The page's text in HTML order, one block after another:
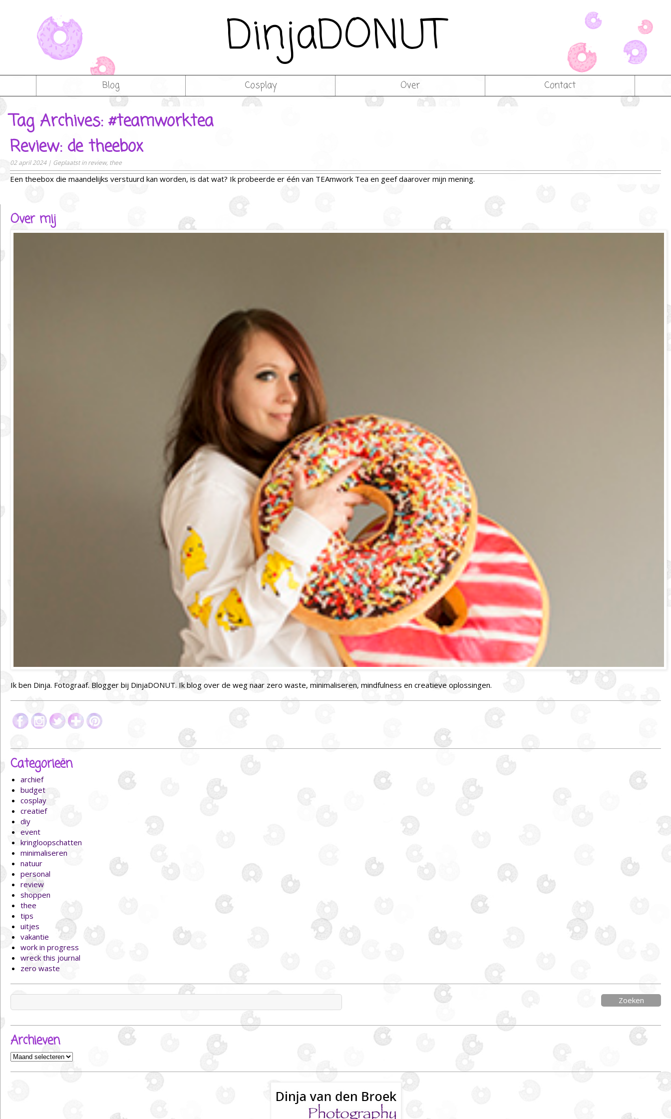
DinjaDONUT
Blog Cosplay Over Contact
Tag Archives: #teamworktea
Review: de theebox
02 april 2024 | Geplaatst inreview, thee
Een theebox die maandelijks verstuurd kan worden, is dat wat? Ik probeerde er één van TEAmwork Tea en geef daarover mijn mening.
Over mij
Ik ben Dinja. Fotograaf. Blogger bij DinjaDONUT. Ik blog over de weg naar zero waste, minimaliseren, mindfulness en creatieve oplossingen.
Categorieën
archief
budget
cosplay
creatief
diy
event
kringloopschatten
minimaliseren
natuur
personal
review
shoppen
thee
tips
uitjes
vakantie
work in progress
wreck this journal
zero waste
Zoeken
naar:
Archieven
Archieven